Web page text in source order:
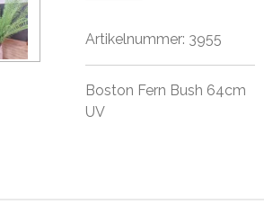
Artikelnummer: 3955
Boston Fern Bush 64cm
UV